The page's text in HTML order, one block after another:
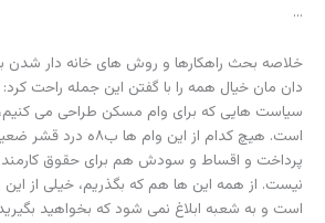
…
خلاصه بحث راهکارها و روش های خانه دار شدن
دان مان خیال همه را با گفتن این جمله راحت
سیاست هایی که برای وام مسکن طراحی می
است. هیچ کدام از این وام
پرداخت و اقساط و سودش هم برای حقوق
نیست. از همه این ها هم که بگذریم، خیلی از این
است و به شعبه ابلاغ نمی شود که بخواهید